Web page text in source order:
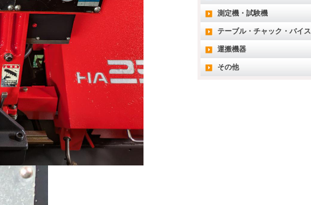
測定機・試験機
テーブル・チャック・バイス
運搬機器
その他